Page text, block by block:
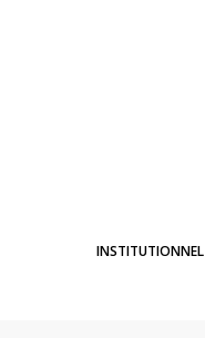
INSTITUTIONNEL